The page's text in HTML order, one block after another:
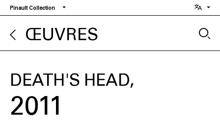
Aller
au
contenu
principal
Pinault Collection
ŒUVRES
DEATH'S HEAD
2011